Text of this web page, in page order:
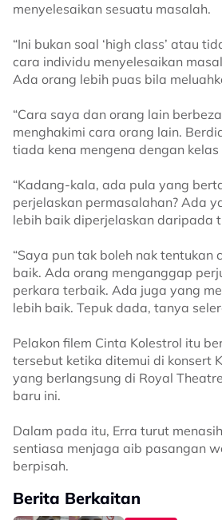
menyelesaikan sesuatu masalah.
“Ini bukan soal ‘high class’ atau
cara individu menyelesaikan
Ada orang lebih puas bila
“Cara saya dan orang lain
menghakimi cara orang lain.
tiada kena mengena dengan kelas
“Kadang-kala, ada pula yang
perjelaskan permasalahan? Ada
lebih baik diperjelaskan daripada
“Saya pun tak boleh nak tentukan
baik. Ada orang menganggap
perkara terbaik. Ada juga yang
lebih baik. Tepuk dada, tanya
Pelakon filem Cinta Kolestrol itu
tersebut ketika ditemui di konsert
yang berlangsung di Royal
baru ini.
Dalam pada itu, Erra turut
sentiasa menjaga aib pasangan
berpisah.
Berita Berkaitan